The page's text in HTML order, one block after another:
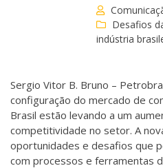
Desafios
indústria
Sergio Vitor B. Bruno –
configuração do mercado de
Brasil estão levando a um
competitividade no setor. A
oportunidades e desafios que
com processos e ferramentas